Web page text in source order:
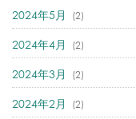
2024年5月 (2)
2024年4月 (2)
2024年3月 (2)
2024年2月 (2)